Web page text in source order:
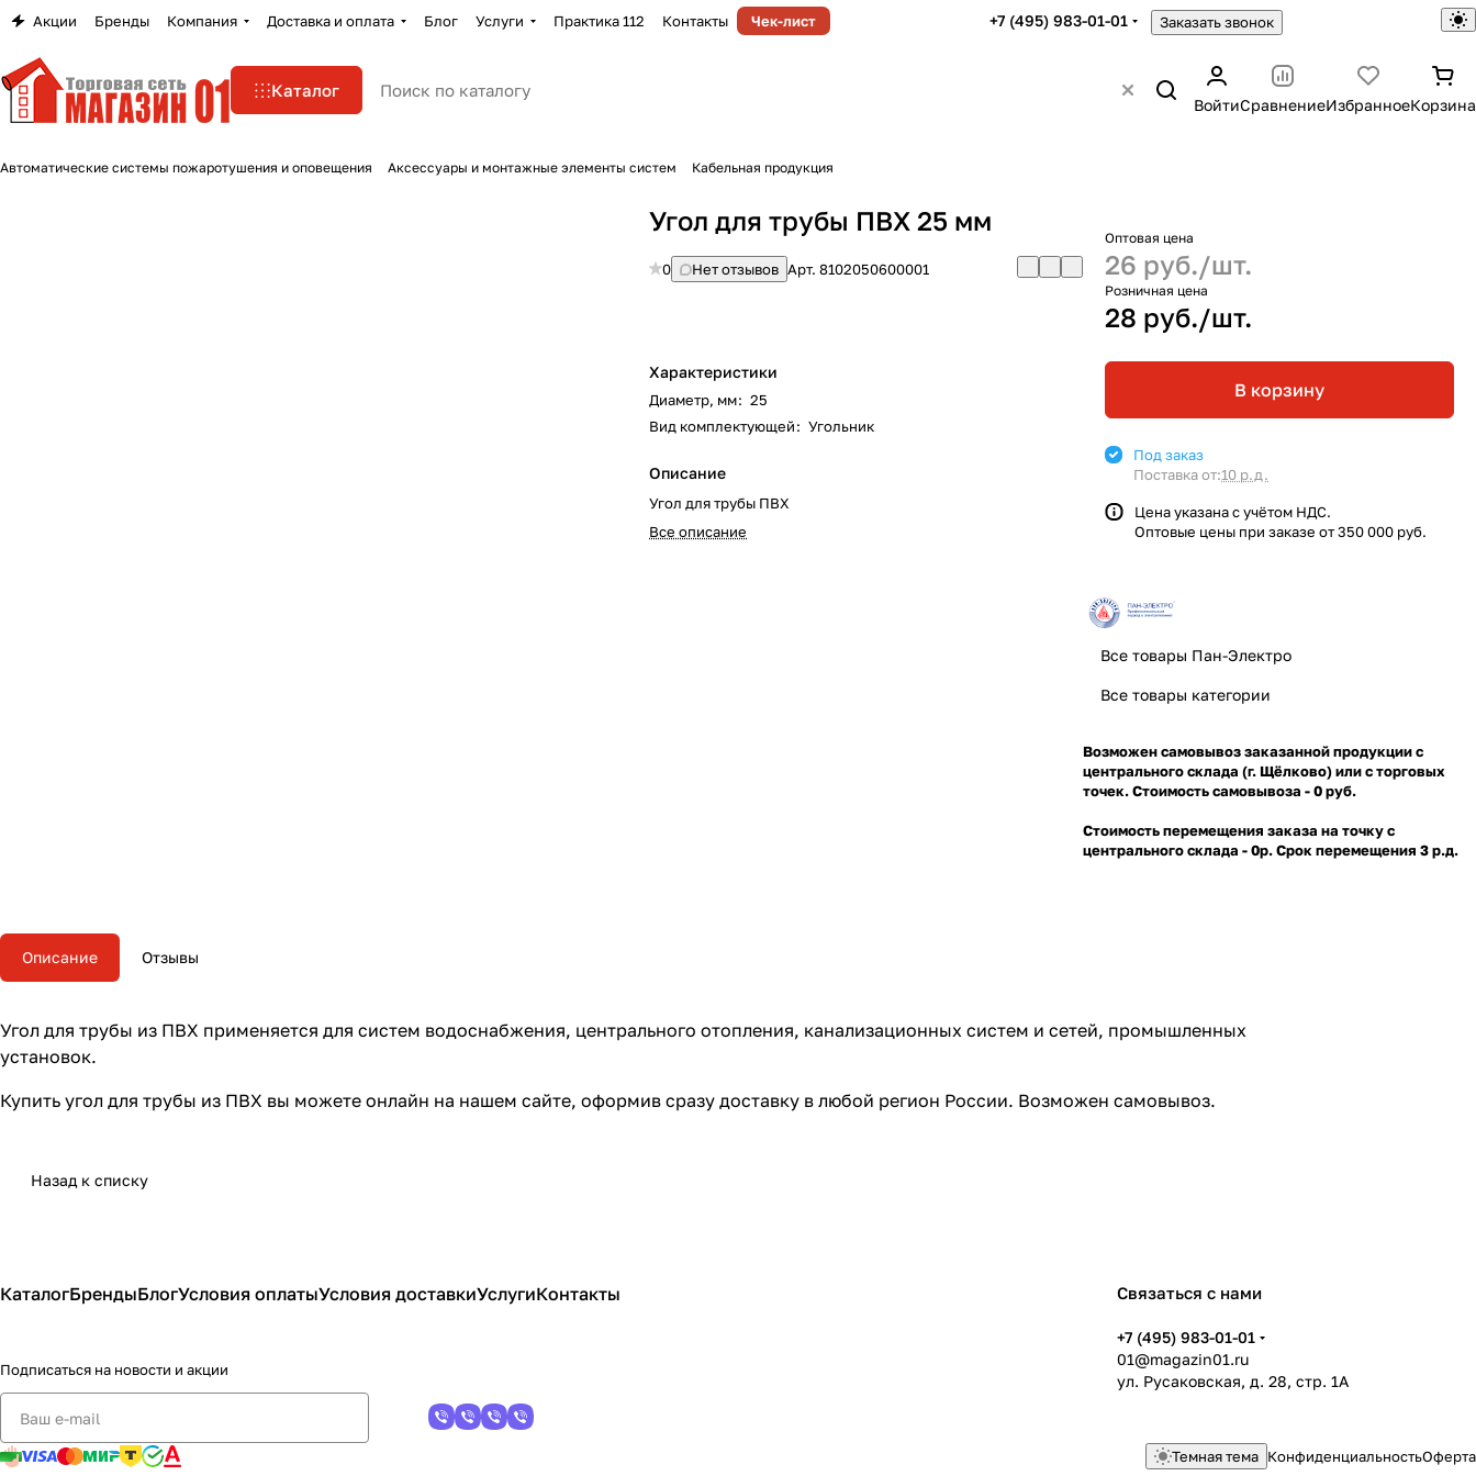
Акции Бренды Компания Доставка и оплата Блог Услуги Практика 112 Контакты Чек-лист +7 (495) 983-01-01 Заказать звонок
Каталог
ВойтиСравнениеИзбранноеКорзина
Автоматические системы пожаротушения и оповещения Аксессуары и монтажные элементы систем Кабельная продукция
Угол для трубы ПВХ 25 мм
0 Нет отзывов Арт.8102050600001
Характеристики
Диаметр, мм: 25
Вид комплектующей: Угольник
Описание
Угол для трубы ПВХ
Все описание
Оптовая цена
26 руб./шт.
Розничная цена
28 руб./шт.
В корзину
Под заказ
Поставка от:10 р.д.
Цена указана с учётом НДС.
Оптовые цены при заказе от 350 000 руб.
Все товары Пан-Электро
Все товары категории
Возможен самовывоз заказанной продукции с
центрального склада (г. Щёлково) или с торговых
точек. Стоимость самовывоза - 0 руб.
Стоимость перемещения заказа на точку с
центрального склада - 0р. Срок перемещения 3 р.д.
Описание Отзывы
Угол для трубы из ПВХ применяется для систем водоснабжения, центрального отопления, канализационных систем и сетей, промышленных
установок.
Купить угол для трубы из ПВХ вы можете онлайн на нашем сайте, оформив сразу доставку в любой регион России. Возможен самовывоз.
Назад к списку
КаталогБрендыБлогУсловия оплатыУсловия доставкиУслугиКонтакты
Подписаться на новости и акции
Связаться с нами
+7 (495) 983-01-01
01@magazin01.ru
ул. Русаковская, д. 28, стр. 1А
Темная тема КонфиденциальностьОферта